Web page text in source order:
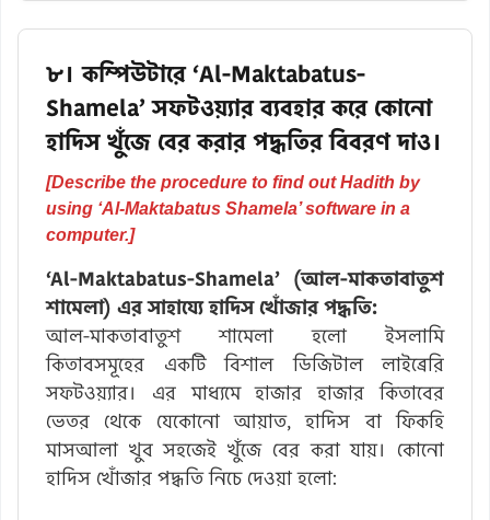
৮। কম্পিউটারে ‘Al-Maktabatus-
Shamela’ সফটওয়্যার ব্যবহার করে কোনো
হাদিস খুঁজে বের করার পদ্ধতির বিবরণ দাও।
[Describe the procedure to find out Hadith by
using ‘Al-Maktabatus Shamela’ software in a
computer.]
‘Al-Maktabatus-Shamela’ (আল-মাকতাবাতুশ
শামেলা) এর সাহায্যে হাদিস খোঁজার পদ্ধতি:
আল-মাকতাবাতুশ শামেলা হলো ইসলামি
কিতাবসমূহের একটি বিশাল ডিজিটাল লাইব্রেরি
সফটওয়্যার। এর মাধ্যমে হাজার হাজার কিতাবের
ভেতর থেকে যেকোনো আয়াত, হাদিস বা ফিকহি
মাসআলা খুব সহজেই খুঁজে বের করা যায়। কোনো
হাদিস খোঁজার পদ্ধতি নিচে দেওয়া হলো: